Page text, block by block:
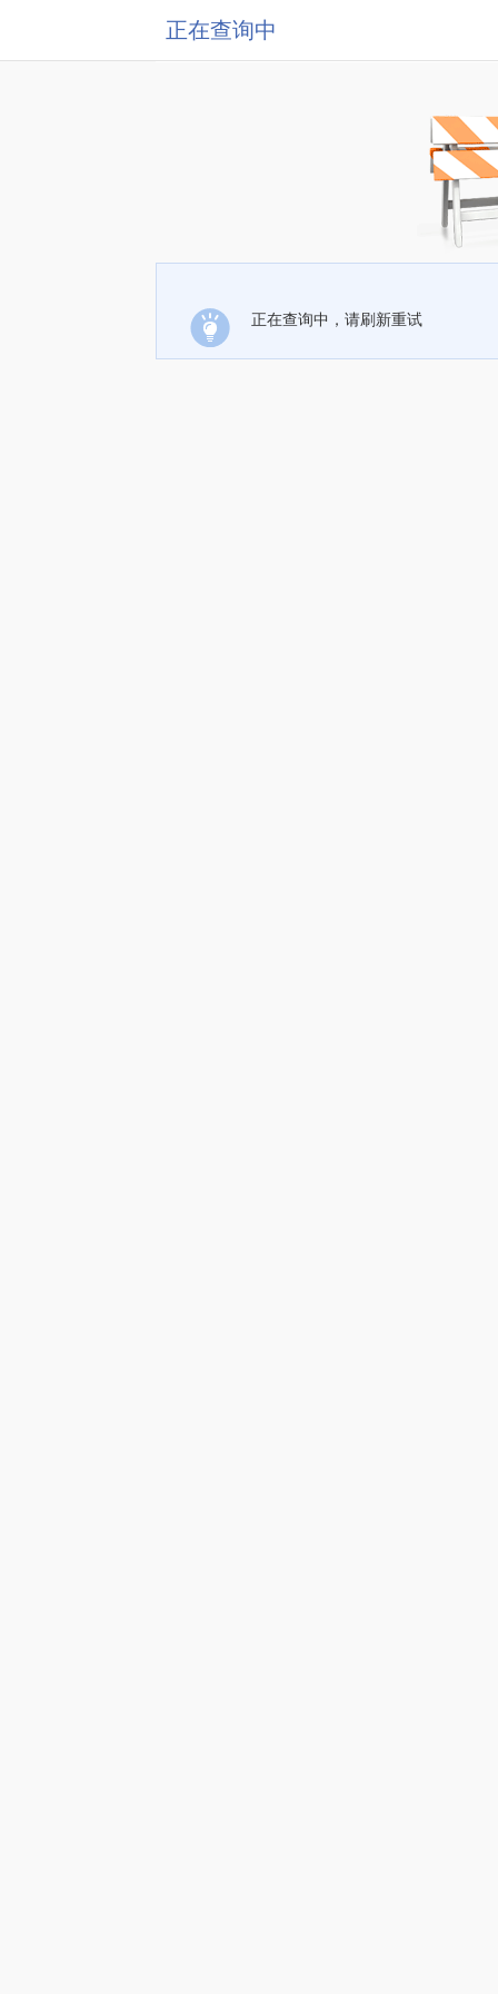
正在查询中
正在查询中，请刷新重试